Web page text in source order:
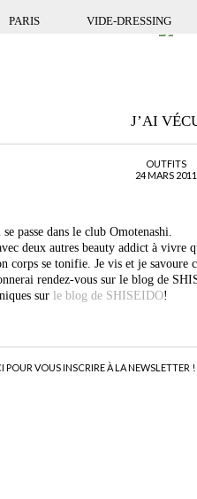
PARIS VIDE-DRESSING
J’AI
OUTFITS
24 MARS 2011
passe dans le club Omotenashi.
deux autres beauty addict à vivre
se tonifie. Je vis et je savoure
rendez-vous sur le blog de
sur le blog de SHISEIDO!
POUR VOUS INSCRIRE À LA NEWSLETTER !